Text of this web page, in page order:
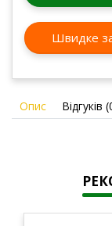
Швидке
Опис Відгуків